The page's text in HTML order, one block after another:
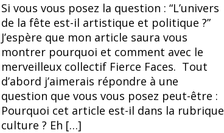
Si vous vous posez la question : “L’univers
de la fête est-il artistique et politique ?”
J’espère que mon article saura vous
montrer pourquoi et comment avec le
merveilleux collectif Fierce Faces. Tout
d’abord j’aimerais répondre à une
question que vous vous posez peut-être :
Pourquoi cet article est-il dans la rubrique
culture ? Eh […]